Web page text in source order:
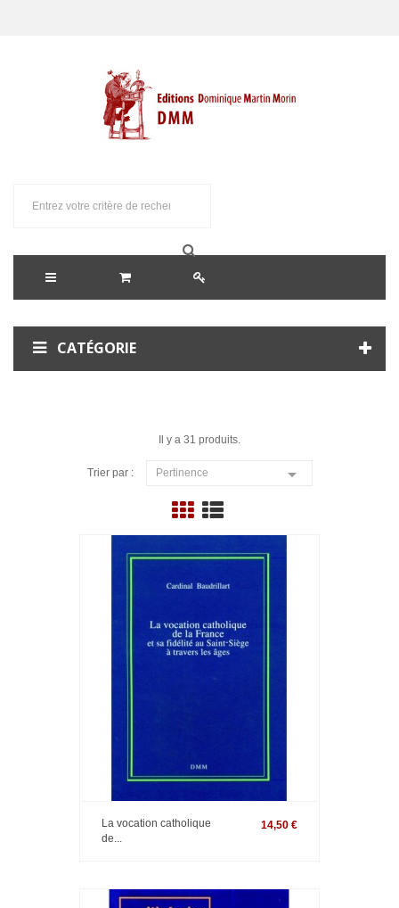
CATÉGORIE
Il y a 31 produits.
Trier par : Pertinence 
La vocation catholique
de...
14,50 €